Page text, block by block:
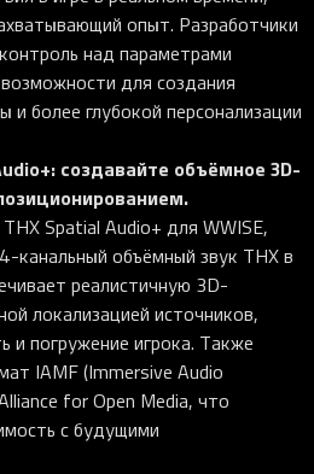
опыт. Разработчики
над параметрами
для создания
и более глубокой персонализации
создавайте объёмное 3D-
Spatial Audio+ для WWISE,
канальный объёмный звук THX в
реалистичную 3D-
локализацией источников,
и погружение игрока. Также
IAMF (Immersive Audio
for Open Media, что
с будущими